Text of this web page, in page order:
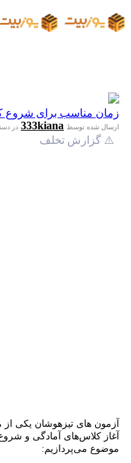
زمان مناسب برای شروع
ارسال شده توسط 333kiana در
⚠️ گزارش تخلف
آزمون‌ های تیزهوشان یکی
آغاز کلاس‌های آمادگی و
موضوع می‌پردازیم: